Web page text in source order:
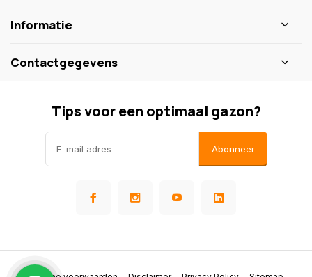
Informatie
Contactgegevens
Tips voor een optimaal gazon?
Abonneer